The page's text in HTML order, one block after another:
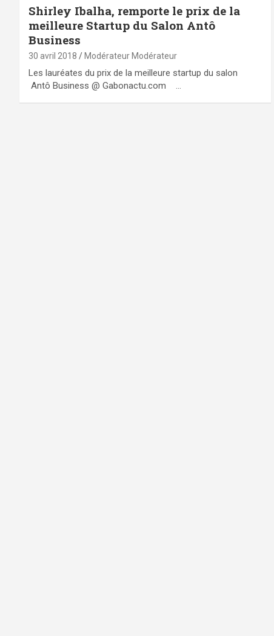
Shirley Ibalha, remporte le prix de la
meilleure Startup du Salon Antô
Business
30 avril 2018 Modérateur Modérateur
Les lauréates du prix de la meilleure startup du salon
Antô Business @ Gabonactu.com …